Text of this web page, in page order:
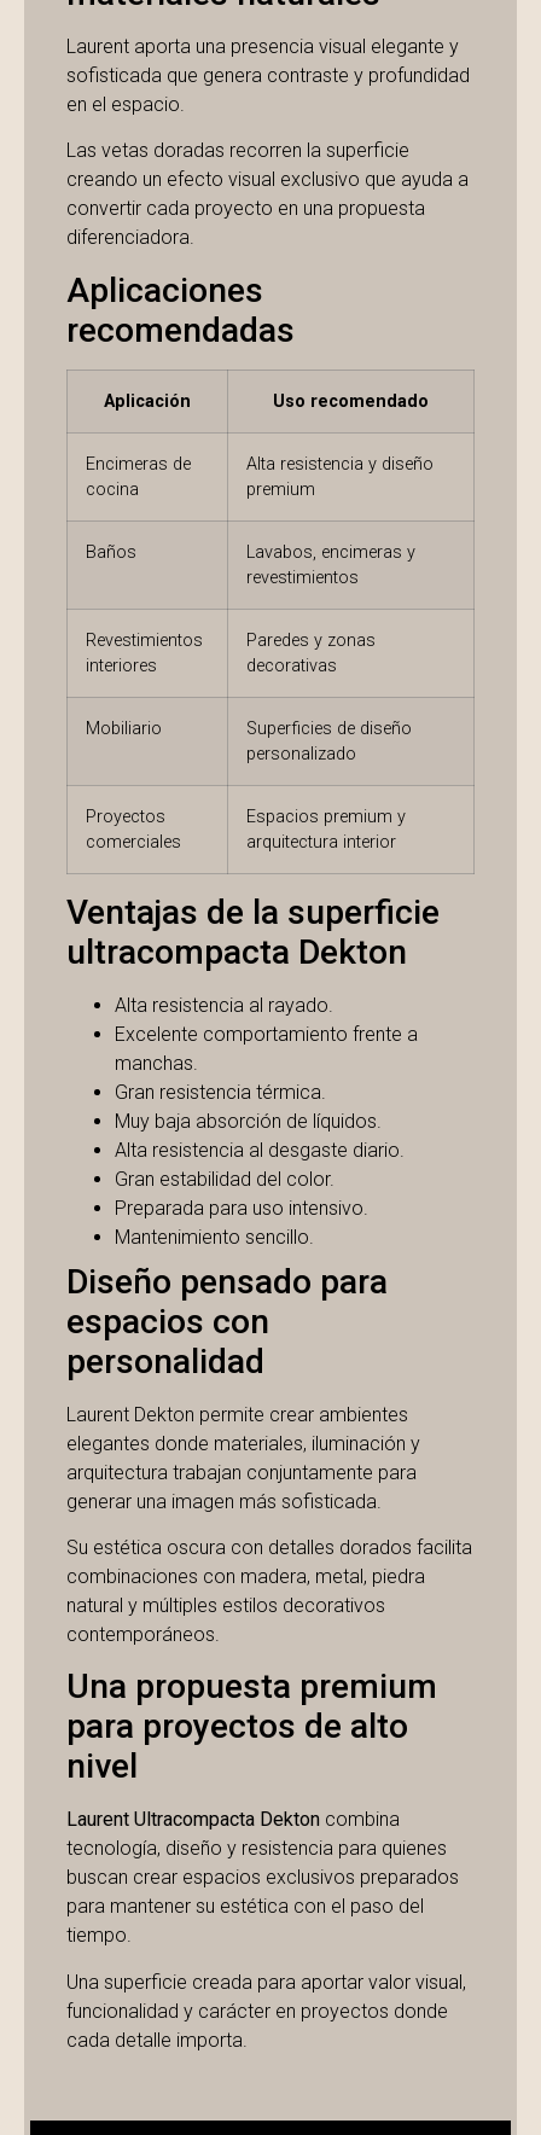
Laurent aporta una presencia visual elegante y
sofisticada que genera contraste y profundidad
en el espacio.
Las vetas doradas recorren la superficie
creando un efecto visual exclusivo que ayuda a
convertir cada proyecto en una propuesta
diferenciadora.
Aplicaciones
recomendadas
Aplicación Uso recomendado
Encimeras de
cocina
Alta resistencia y diseño
premium
Baños
Lavabos, encimeras y
revestimientos
Revestimientos
interiores
Paredes y zonas
decorativas
Mobiliario
Superficies de diseño
personalizado
Proyectos
comerciales
Espacios premium y
arquitectura interior
Ventajas de la superficie
ultracompacta Dekton
Alta resistencia al rayado.
Excelente comportamiento frente a
manchas.
Gran resistencia térmica.
Muy baja absorción de líquidos.
Alta resistencia al desgaste diario.
Gran estabilidad del color.
Preparada para uso intensivo.
Mantenimiento sencillo.
Diseño pensado para
espacios con
personalidad
Laurent Dekton permite crear ambientes
elegantes donde materiales, iluminación y
arquitectura trabajan conjuntamente para
generar una imagen más sofisticada.
Su estética oscura con detalles dorados facilita
combinaciones con madera, metal, piedra
natural y múltiples estilos decorativos
contemporáneos.
Una propuesta premium
para proyectos de alto
nivel
Laurent Ultracompacta Dekton combina
tecnología, diseño y resistencia para quienes
buscan crear espacios exclusivos preparados
para mantener su estética con el paso del
tiempo.
Una superficie creada para aportar valor visual,
funcionalidad y carácter en proyectos donde
cada detalle importa.